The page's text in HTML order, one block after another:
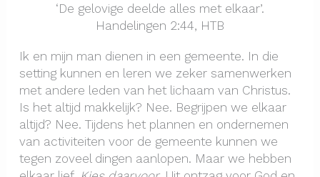
‘De gelovige deelde alles met elkaar’.
Handelingen 2:44, HTB
Ik en mijn man dienen in een gemeente. In die
setting kunnen en leren we zeker samenwerken
met andere leden van het lichaam van Christus.
Is het altijd makkelijk? Nee. Begrijpen we elkaar
altijd? Nee. Tijdens het plannen en ondernemen
van activiteiten voor de gemeente kunnen we
tegen zoveel dingen aanlopen. Maar we hebben